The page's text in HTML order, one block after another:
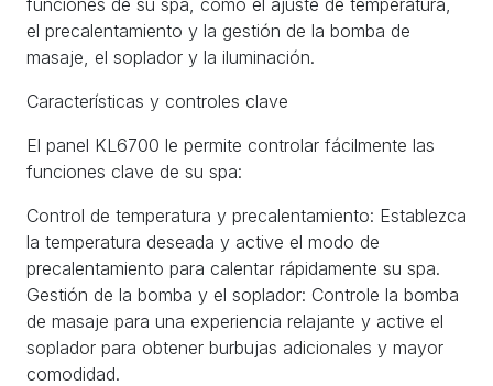
el precalentamiento y la gestión de la bomba de
masaje, el soplador y la iluminación.
Características y controles clave
El panel KL6700 le permite controlar fácilmente las
funciones clave de su spa:
Control de temperatura y precalentamiento: Establezca
la temperatura deseada y active el modo de
precalentamiento para calentar rápidamente su spa.
Gestión de la bomba y el soplador: Controle la bomba
de masaje para una experiencia relajante y active el
soplador para obtener burbujas adicionales y mayor
comodidad.